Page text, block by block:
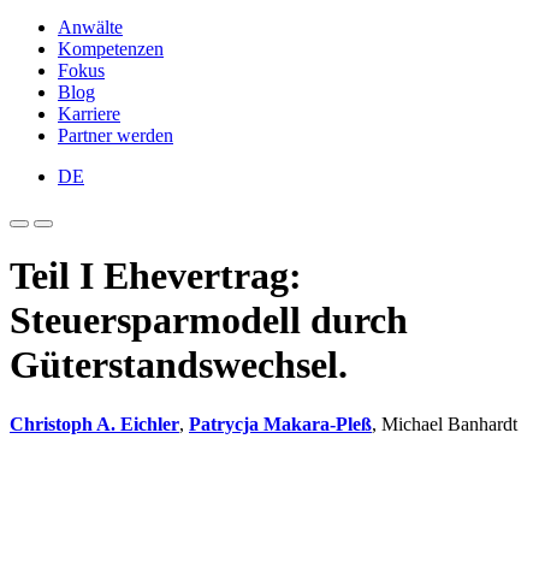
Anwälte
Kompetenzen
Fokus
Blog
Karriere
Partner werden
DE
Teil I Ehevertrag:
Steuersparmodell durch
Güterstandswechsel.
Christoph A. Eichler, Patrycja Makara-Pleß, Michael Banhardt